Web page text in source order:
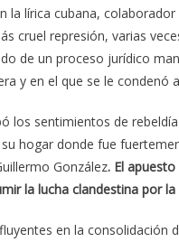
la lírica cubana,
cruel represión, varias
de un proceso jurídico
y en el que se le
los sentimientos de
hogar donde fue
González. El
la lucha clandestina por
en la consolidación